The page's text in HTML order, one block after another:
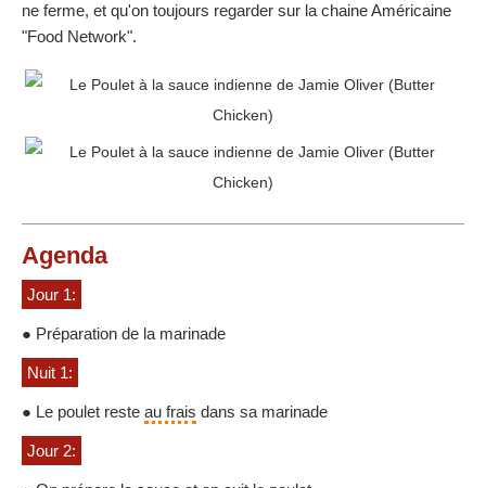
ne ferme, et qu'on toujours regarder sur la chaine Américaine
"Food Network".
Agenda
Jour 1:
● Préparation de la marinade
Nuit 1:
● Le poulet reste au frais dans sa marinade
Jour 2: